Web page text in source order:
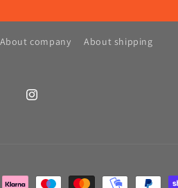
About company About shipping
Instagram